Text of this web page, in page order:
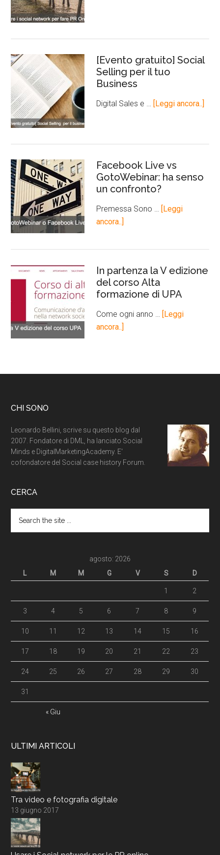
[Evento gratuito] Social
Selling per il tuo
Business
Digital Sales e … [Leggi ancora..]
Facebook Live vs
GotoWebinar: ha senso
un confronto?
Premessa Sono …
[Leggi
ancora..]
In partenza la V edizione
del corso Alta
formazione di UPA
Come ogni anno …
[Leggi
ancora..]
CHI SONO
Leonardo Bellini, scrive su questo blog dal
2007. Fondatore di DML, ha lanciato Social
Minds e DigitalMarketingAcademy. E'
cofondatore del Social case history Forum.
CERCA
agosto: 2026
L
M M G V S D
« Giu
1 2
3 4 5 6 7 8 9
10 11 12 13 14 15 16
17 18 19 20 21 22 23
24 25 26 27 28 29 30
31
ULTIMI ARTICOLI
Tra video e fotografia digitale
13 giugno 2017